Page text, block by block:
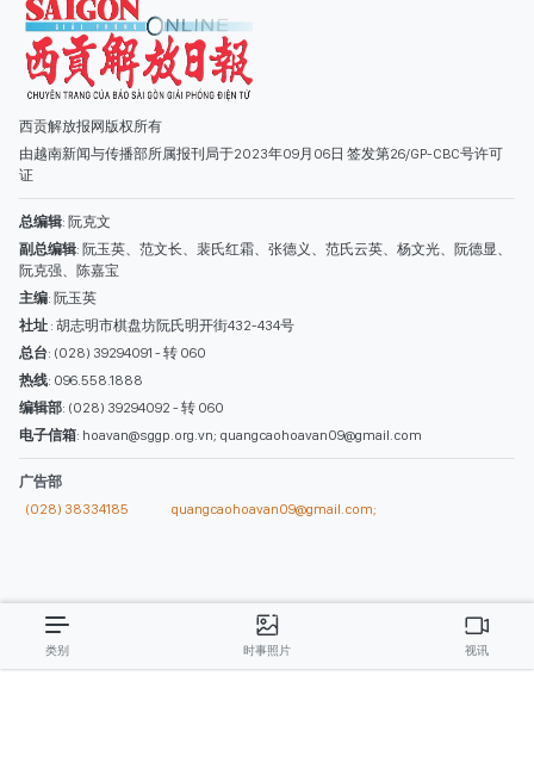
西贡解放报网版权所有
由越南新闻与传播部所属报刊局于2023年09月06日 签发第26/GP-CBC号许可
证
总编辑
副总编辑: 阮玉英、范文长、裴氏红霜、张德义、范氏云英、杨文光、阮德显、
总台: (028) 39294091 - 转 060
热线: 096.558.1888
编辑部: (028) 39294092 - 转 060